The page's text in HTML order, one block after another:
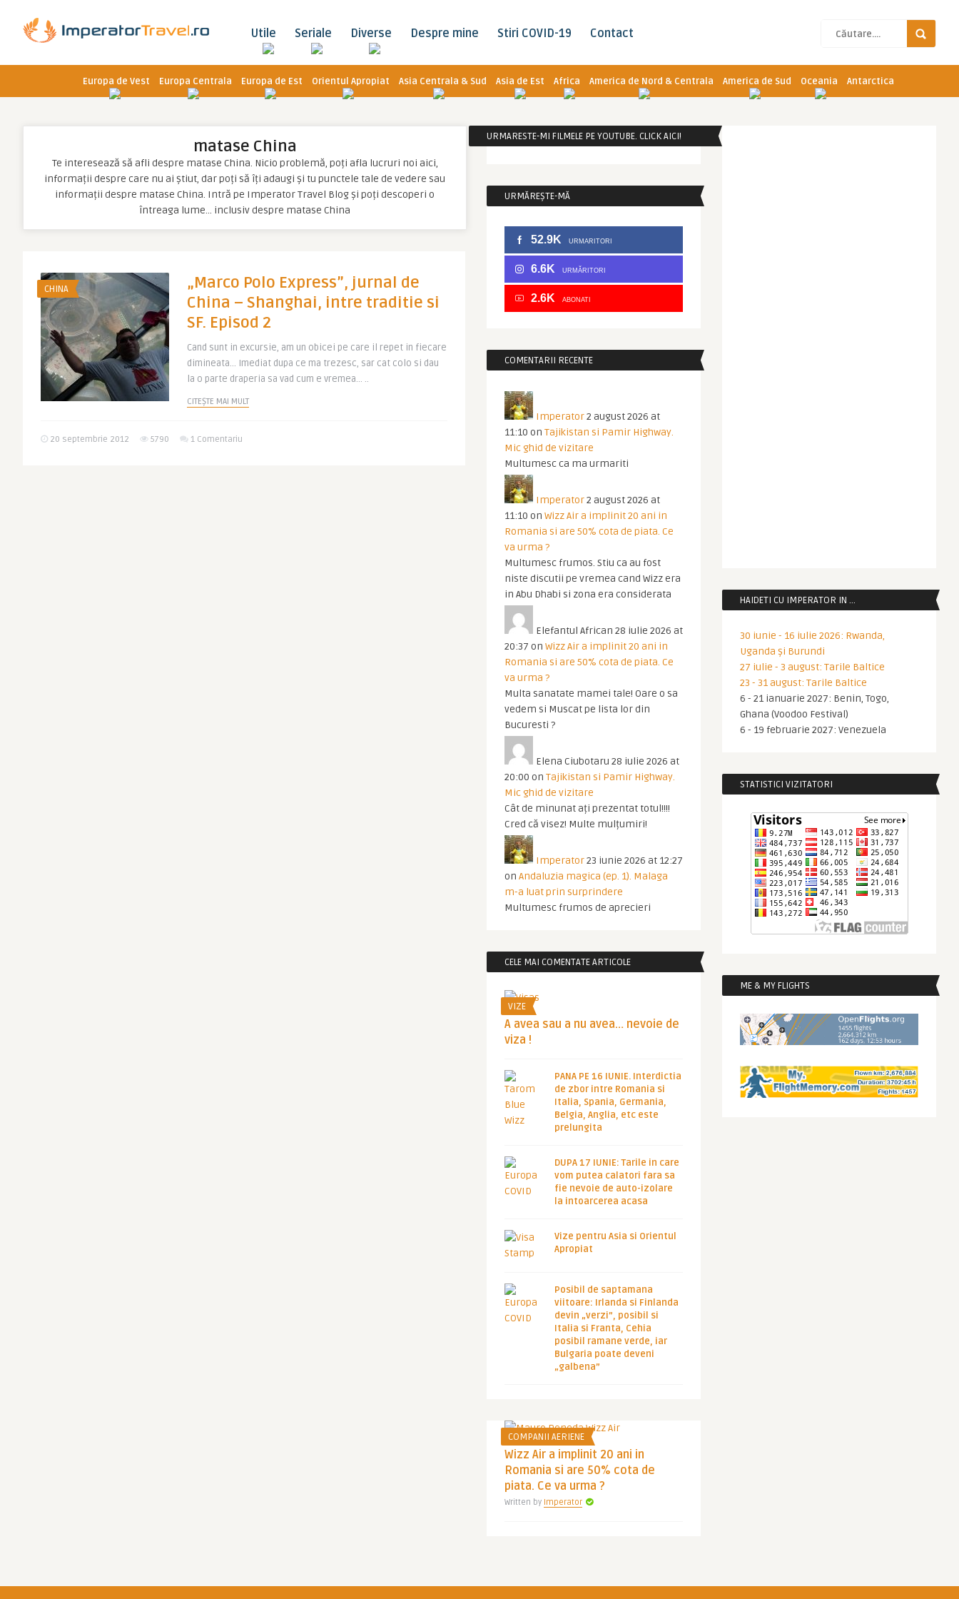
Utile Seriale Diverse Despre mine Stiri COVID-19 Contact
Europa de Vest Europa Centrala Europa de Est Orientul Apropiat Asia Centrala & Sud Asia de Est Africa America de Nord & Centrala America de Sud Oceania Antarctica
matase China
Te interesează să afli despre matase China. Nicio problemă, poți afla lucruri noi aici,
informații despre care nu ai știut, dar poți să îți adaugi și tu punctele tale de vedere sau
informații despre matase China. Intră pe Imperator Travel Blog și poți descoperi o
întreaga lume… inclusiv despre matase China
CHINA
„Marco Polo Express”, jurnal de
China – Shanghai, intre traditie si
SF. Episod 2
Cand sunt in excursie, am un obicei pe care il repet in fiecare
dimineata… Imediat dupa ce ma trezesc, sar cat colo si dau
la o parte draperia sa vad cum e vremea… ..
CITEȘTE MAI MULT
20 septembrie 2012 5790 1 Comentariu
URMARESTE-MI FILMELE PE YOUTUBE. CLICK AICI!
URMĂREȘTE-MĂ
52.9K URMARITORI
6.6K URMĂRITORI
2.6K ABONATI
COMENTARII RECENTE
Imperator2 august 2026 at
11:10 on Tajikistan si Pamir Highway.
Mic ghid de vizitare
Multumesc ca ma urmariti
Imperator2 august 2026 at
11:10 on Wizz Air a implinit 20 ani in
Romania si are 50% cota de piata. Ce
va urma ?
Multumesc frumos. Stiu ca au fost
niste discutii pe vremea cand Wizz era
in Abu Dhabi si zona era considerata
Elefantul African 28 iulie 2026 at
20:37 on Wizz Air a implinit 20 ani in
Romania si are 50% cota de piata. Ce
va urma ?
Multa sanatate mamei tale! Oare o sa
vedem si Muscat pe lista lor din
Bucuresti ?
Elena Ciubotaru 28 iulie 2026 at
20:00 on Tajikistan si Pamir Highway.
Mic ghid de vizitare
Cât de minunat ați prezentat totul!!!!
Cred că visez! Multe mulțumiri!
Imperator23 iunie 2026 at 12:27
on Andaluzia magica (ep. 1). Malaga
m-a luat prin surprindere
Multumesc frumos de aprecieri
CELE MAI COMENTATE ARTICOLE
VIZE
A avea sau a nu avea… nevoie de
viza !
PANA PE 16 IUNIE. Interdictia
de zbor intre Romania si
Italia, Spania, Germania,
Belgia, Anglia, etc este
prelungita
DUPA 17 IUNIE: Tarile in care
vom putea calatori fara sa
fie nevoie de auto-izolare
la intoarcerea acasa
Vize pentru Asia si Orientul
Apropiat
Posibil de saptamana
viitoare: Irlanda si Finlanda
devin „verzi”, posibil si
Italia si Franta, Cehia
posibil ramane verde, iar
Bulgaria poate deveni
„galbena”
COMPANII AERIENE
Wizz Air a implinit 20 ani in
Romania si are 50% cota de
piata. Ce va urma ?
Written by Imperator
HAIDETI CU IMPERATOR IN …
30 iunie - 16 iulie 2026: Rwanda,
Uganda și Burundi
27 iulie - 3 august: Tarile Baltice
23 - 31 august: Tarile Baltice
6 - 21 ianuarie 2027: Benin, Togo,
Ghana (Voodoo Festival)
6 - 19 februarie 2027: Venezuela
STATISTICI VIZITATORI
ME & MY FLIGHTS